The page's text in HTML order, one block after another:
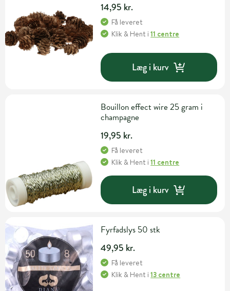
14,95 kr.
Få leveret
Klik & Hent i11 centre
Læg i kurv
Bouillon effect wire 25 gram i
champagne
19,95 kr.
Få leveret
Klik & Hent i11 centre
Læg i kurv
Fyrfadslys 50 stk
49,95 kr.
Få leveret
Klik & Hent i13 centre